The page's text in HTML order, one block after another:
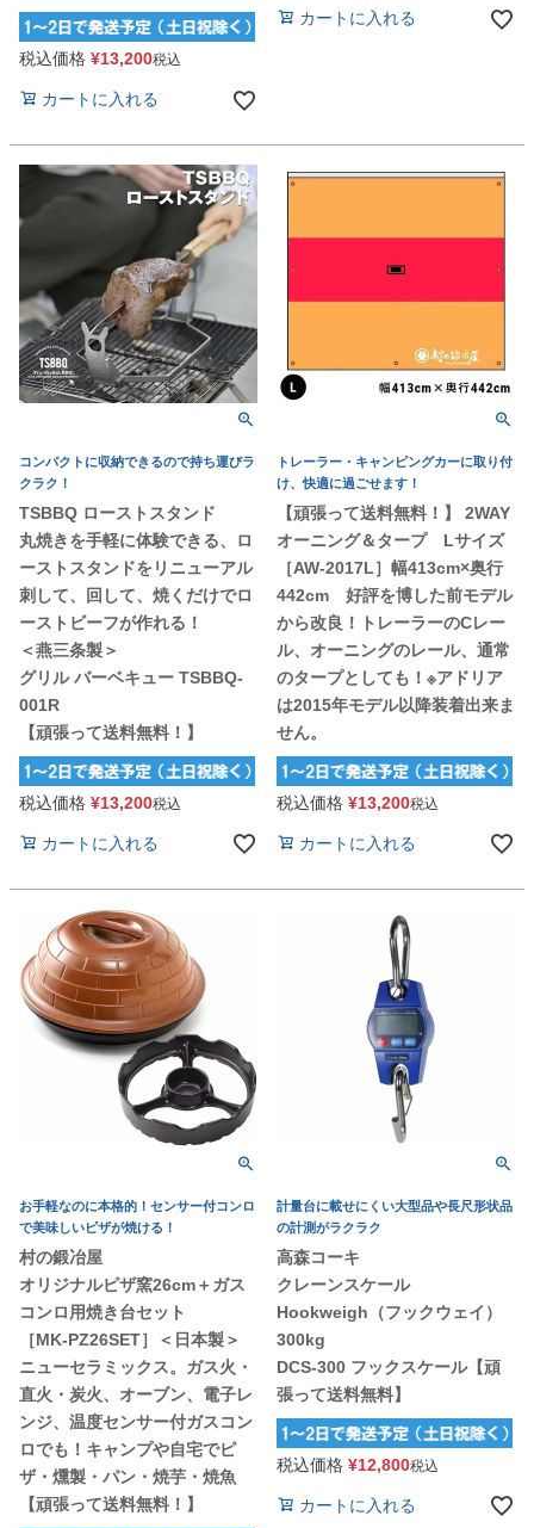
税込価格 ¥13,200税込
カートに入れる
カートに入れる
コンパクトに収納できるので持ち運びラ
クラク！
TSBBQ ローストスタンド
丸焼きを手軽に体験できる、ロ
ーストスタンドをリニューアル
刺して、回して、焼くだけでロ
ーストビーフが作れる！
＜燕三条製＞
グリル バーベキュー TSBBQ-
001R
【頑張って送料無料！】
税込価格 ¥13,200税込
カートに入れる
トレーラー・キャンピングカーに取り付
け、快適に過ごせます！
【頑張って送料無料！】 2WAY
オーニング＆タープ Lサイズ
［AW-2017L］幅413cm×奥行
442cm 好評を博した前モデル
から改良！トレーラーのCレー
ル、オーニングのレール、通常
のタープとしても！※アドリア
は2015年モデル以降装着出来ま
せん。
税込価格 ¥13,200税込
カートに入れる
お手軽なのに本格的！センサー付コンロ
で美味しいピザが焼ける！
村の鍛冶屋
オリジナルピザ窯26cm＋ガス
コンロ用焼き台セット
［MK-PZ26SET］＜日本製＞
ニューセラミックス。ガス火・
直火・炭火、オーブン、電子レ
ンジ、温度センサー付ガスコン
ロでも！キャンプや自宅でピ
ザ・燻製・パン・焼芋・焼魚
【頑張って送料無料！】
計量台に載せにくい大型品や長尺形状品
の計測がラクラク
高森コーキ
クレーンスケール
Hookweigh（フックウェイ）
300kg
DCS-300 フックスケール【頑
張って送料無料】
税込価格 ¥12,800税込
カートに入れる